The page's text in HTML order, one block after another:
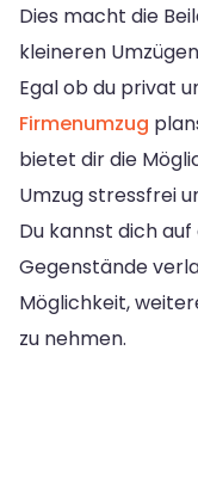
Dies macht die
kleineren
Egal ob du privat
Firmenumzug
bietet dir die
Umzug stressfrei
Du kannst dich
Gegenstände
Möglichkeit,
zu nehmen.